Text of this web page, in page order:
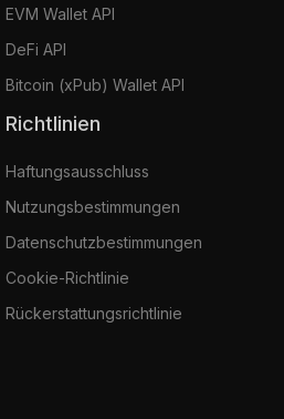
EVM Wallet API
DeFi API
Bitcoin (xPub) Wallet API
Richtlinien
Haftungsausschluss
Nutzungsbestimmungen
Datenschutzbestimmungen
Cookie-Richtlinie
Rückerstattungsrichtlinie